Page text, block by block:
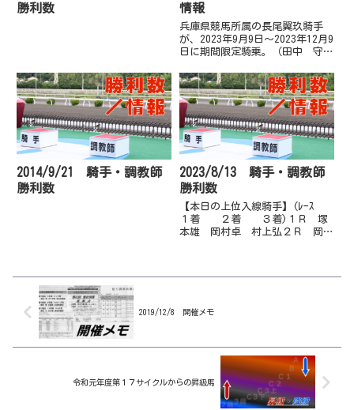
勝利数 情報
兵庫県競馬所属の長尾翼玖騎手
が、2023年9月9日～2023年12月9
日に期間限定騎乗。（田中 守厩
ブサイト・そのだけいば ひめじ
けいば公式ウェブサイトより)
2014/9/21 騎手・調教師
勝利数
2023/8/13 騎手・調教師
勝利数
【本日の上位入線騎手】(ﾚｰｽ
１着 ２着 ３着)１Ｒ 塚
本雄 岡村卓 村上弘２Ｒ 岡村
勇 山崎...
2019/12/8 開催メモ
令和元年度第１７サイクルからの昇級馬